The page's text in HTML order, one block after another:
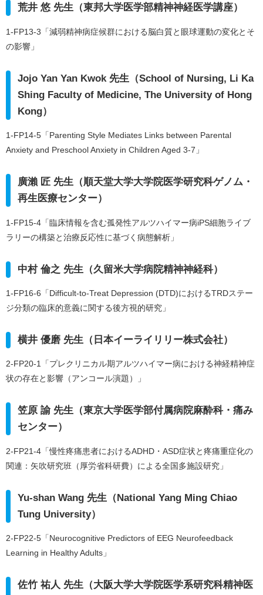
荒井 悠 先生（東邦大学医学部精神神経医学講座）
1-FP13-3「減弱精神病症候群における脳白質と眼球運動の変化とそ
の影響」
Jojo Yan Yan Kwok 先生（School of Nursing, Li Ka
Shing Faculty of Medicine, The University of Hong
Kong）
1-FP14-5「Parenting Style Mediates Links between Parental
Anxiety and Preschool Anxiety in Children Aged 3-7」
廣瀨 匠 先生（順天堂大学大学院医学研究科ゲノム・
再生医療センター）
1-FP15-4「臨床情報を含む孤発性アルツハイマー病iPS細胞ライブ
ラリーの構築と治療反応性に基づく病態解析」
中村 倫之 先生（久留米大学病院精神神経科）
1-FP16-6「Difficult-to-Treat Depression (DTD)におけるTRDステー
ジ分類の臨床的意義に関する後方視的研究」
横井 優磨 先生（日本イーライリリー株式会社）
2-FP20-1「プレクリニカル期アルツハイマー病における神経精神症
状の存在と影響（アンコール演題）」
笠原 諭 先生（東京大学医学部付属病院麻酔科・痛み
センター）
2-FP21-4「慢性疼痛患者におけるADHD・ASD症状と疼痛重症化の
関連：矢吹研究班（厚労省科研費）による全国多施設研究」
Yu-shan Wang 先生（National Yang Ming Chiao
Tung University）
2-FP22-5「Neurocognitive Predictors of EEG Neurofeedback
Learning in Healthy Adults」
佐竹 祐人 先生（大阪大学大学院医学系研究科精神医